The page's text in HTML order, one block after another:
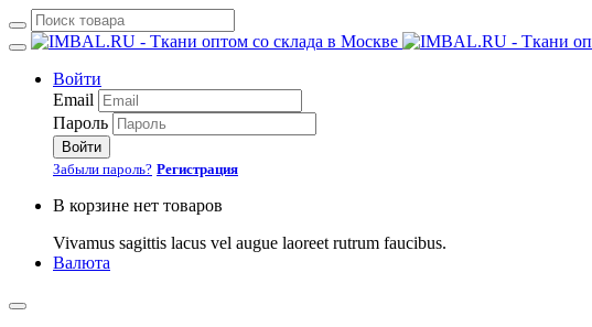
Войти
Email
Пароль
Войти
Забыли пароль? Регистрация
В корзине нет товаров
Vivamus sagittis lacus vel augue laoreet rutrum faucibus.
Валюта